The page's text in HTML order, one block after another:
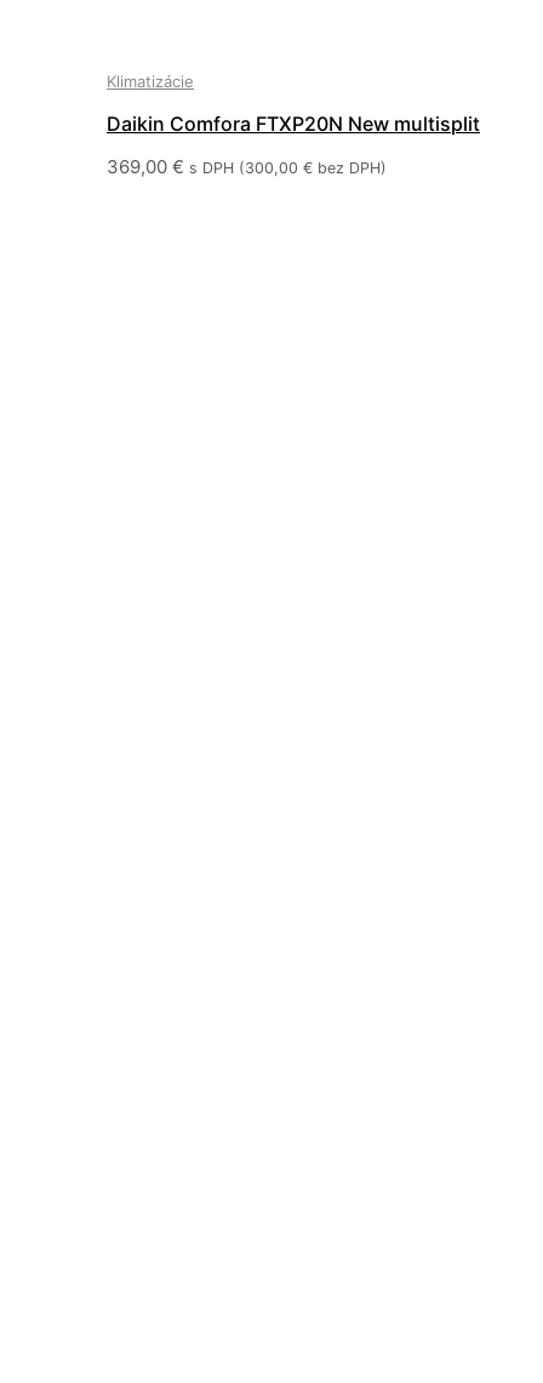
Klimatizácie
Daikin Comfora FTXP20N New multisplit
369,00 € s DPH (300,00 € bez DPH)